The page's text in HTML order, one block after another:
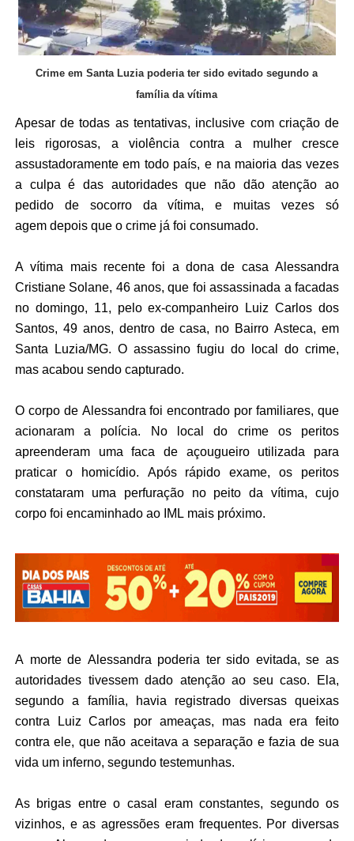
Crime em Santa Luzia poderia ter sido evitado segundo a
família da vítima
Apesar de todas as tentativas, inclusive com criação de
leis rigorosas, a violência contra a mulher cresce
assustadoramente em todo país, e na maioria das vezes
a culpa é das autoridades que não dão atenção ao
pedido de socorro da vítima, e muitas vezes só
agem depoisque o crime já foi consumado.
A vítima mais recente foi a dona de casa Alessandra
Cristiane Solane, 46 anos, que foi assassinada a facadas
no domingo, 11, peloex-companheiro Luiz Carlos dos
Santos, 49 anos, dentro de casa, no Bairro Asteca, em
Santa Luzia/MG. O assassino fugiu do local do crime,
mas acabou sendo capturado.
O corpo de Alessandra foi encontrado por familiares, que
acionaram a polícia. No local do crime os peritos
apreenderam uma faca de açougueiro utilizada para
praticar o homicídio. Após rápido exame, os peritos
constataram uma perfuração no peito da vítima, cujo
corpo foi encaminhado ao IML mais próximo.
A morte de Alessandra poderia ter sido evitada, se as
autoridades tivessem dado atenção ao seu caso. Ela,
segundo a família, havia registrado diversas queixas
contra Luiz Carlos por ameaças, mas nada era feito
contra ele, que não aceitava a separação e fazia de sua
vida um inferno, segundo testemunhas.
As brigas entre o casal eram constantes, segundo os
vizinhos, e as agressões eram frequentes. Por diversas